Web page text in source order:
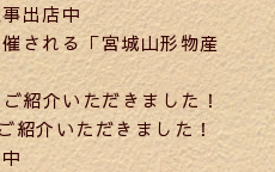
出店中
される「宮城山形物産
紹介いただきました！
紹介いただきました！